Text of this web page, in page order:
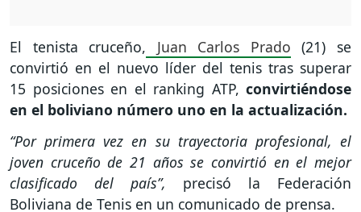
El tenista cruceño, Juan Carlos Prado (21) se
convirtió en el nuevo líder del tenis tras superar
15 posiciones en el ranking ATP, convirtiéndose
en el boliviano número uno en la actualización.
“Por primera vez en su trayectoria profesional, el
joven cruceño de 21 años se convirtió en el mejor
clasificado del país”, precisó la Federación
Boliviana de Tenis en un comunicado de prensa.